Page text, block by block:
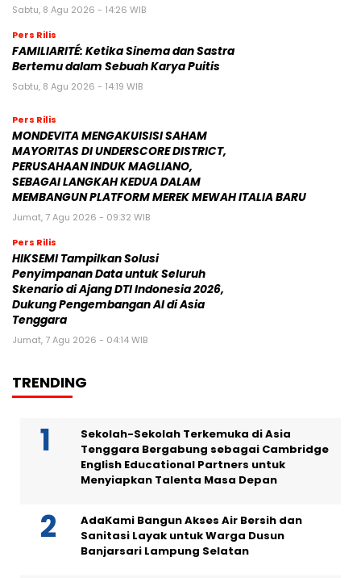
Sabtu, 8 Agu 2026 - 14:26 WIB
Pers Rilis
FAMILIARITÉ: Ketika Sinema dan Sastra
Bertemu dalam Sebuah Karya Puitis
Sabtu, 8 Agu 2026 - 14:19 WIB
Pers Rilis
MONDEVITA MENGAKUISISI SAHAM
MAYORITAS DI UNDERSCORE DISTRICT,
PERUSAHAAN INDUK MAGLIANO,
SEBAGAI LANGKAH KEDUA DALAM
MEMBANGUN PLATFORM MEREK MEWAH ITALIA BARU
Jumat, 7 Agu 2026 - 09:32 WIB
Pers Rilis
HIKSEMI Tampilkan Solusi
Penyimpanan Data untuk Seluruh
Skenario di Ajang DTI Indonesia 2026,
Dukung Pengembangan AI di Asia
Tenggara
Jumat, 7 Agu 2026 - 04:14 WIB
TRENDING
Sekolah-Sekolah Terkemuka di Asia
Tenggara Bergabung sebagai Cambridge
English Educational Partners untuk
Menyiapkan Talenta Masa Depan
AdaKami Bangun Akses Air Bersih dan
Sanitasi Layak untuk Warga Dusun
Banjarsari Lampung Selatan